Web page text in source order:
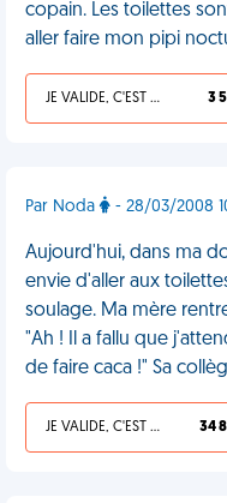
copain. Les toilettes
aller faire mon pipi
JE VALIDE, C'EST UNE VDM 3
Par Noda - 28/03/2008
Aujourd'hui, dans ma
envie d'aller aux
soulage. Ma mère
"Ah ! Il a fallu que
de faire caca !" Sa
JE VALIDE, C'EST UNE VDM 34